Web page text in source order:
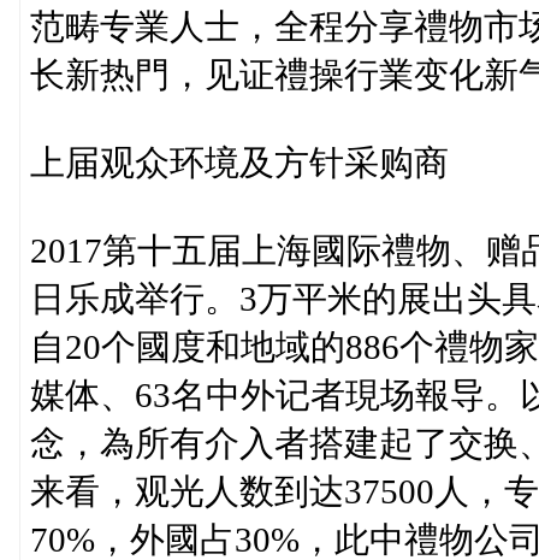
范畴专業人士，全程分享禮物市
长新热門，见证禮操行業变化新
上届观众环境及方针采购商
2017第十五届上海國际禮物、赠
日乐成举行。3万平米的展出头
自20个國度和地域的886个禮物
媒体、63名中外记者現场報导。
念，為所有介入者搭建起了交换
来看，观光人数到达37500人，
70%，外國占30%，此中禮物公